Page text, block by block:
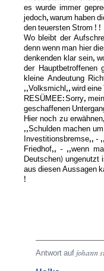
es wurde immer
jedoch, warum haben
den teuersten Strom ! !
Wo bleibt der
denn wenn man hier
denkenden klar sein,
der Hauptbetroffenen
kleine Andeutung
,,Volksmichl,, wird
RESÜMEE: Sorry,
geschaffenen
Hier noch zu
,,Schulden machen
Investitionsbremse,, -
Friedhof,, - ,,wenn
Deutschen) ungenutzt
aus diesen Aussagen
!
Antwort auf johann